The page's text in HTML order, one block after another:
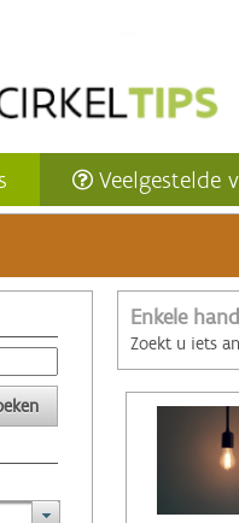
Veelgestelde
Enkele
Zoekt u iets